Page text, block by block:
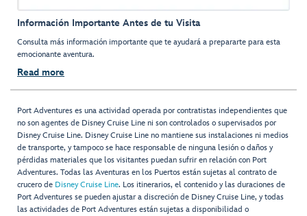
Información Importante Antes de tu Visita
Consulta más información importante que te ayudará a prepararte para esta
emocionante aventura.
Read more
Port Adventures es una actividad operada por contratistas independientes que
no son agentes de Disney Cruise Line ni son controlados o supervisados por
Disney Cruise Line. Disney Cruise Line no mantiene sus instalaciones ni medios
de transporte, y tampoco se hace responsable de ninguna lesión o daños y
pérdidas materiales que los visitantes puedan sufrir en relación con Port
Adventures. Todas las Aventuras en los Puertos están sujetas al contrato de
crucero de Disney Cruise Line. Los itinerarios, el contenido y las duraciones de
Port Adventures se pueden ajustar a discreción de Disney Cruise Line, y todas
las actividades de Port Adventures están sujetas a disponibilidad o